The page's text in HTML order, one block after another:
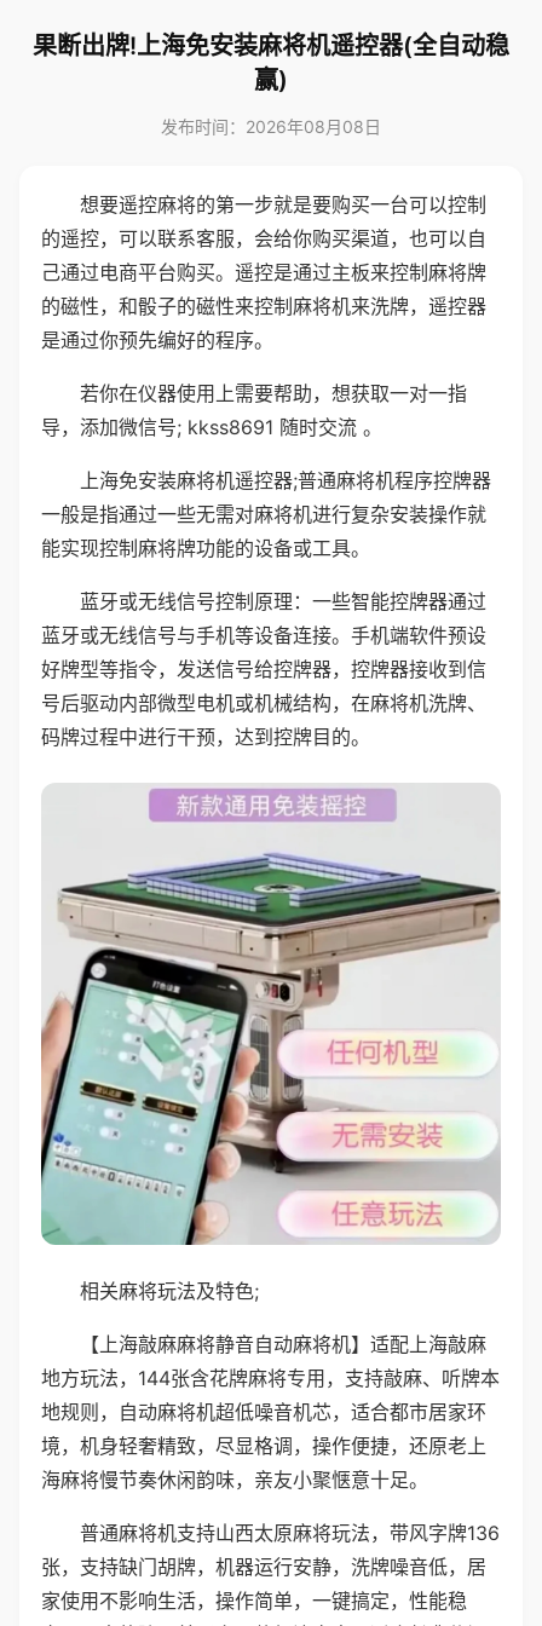
果断出牌!上海免安装麻将机遥控器(全自动稳
赢)
发布时间：2026年08月08日
想要遥控麻将的第一步就是要购买一台可以控制
的遥控，可以联系客服，会给你购买渠道，也可以自
己通过电商平台购买。遥控是通过主板来控制麻将牌
的磁性，和骰子的磁性来控制麻将机来洗牌，遥控器
是通过你预先编好的程序。
若你在仪器使用上需要帮助，想获取一对一指
导，添加微信号; kkss8691 随时交流 。
上海免安装麻将机遥控器;普通麻将机程序控牌器
一般是指通过一些无需对麻将机进行复杂安装操作就
能实现控制麻将牌功能的设备或工具。
蓝牙或无线信号控制原理：一些智能控牌器通过
蓝牙或无线信号与手机等设备连接。手机端软件预设
好牌型等指令，发送信号给控牌器，控牌器接收到信
号后驱动内部微型电机或机械结构，在麻将机洗牌、
码牌过程中进行干预，达到控牌目的。
相关麻将玩法及特色;
【上海敲麻麻将静音自动麻将机】适配上海敲麻
地方玩法，144张含花牌麻将专用，支持敲麻、听牌本
地规则，自动麻将机超低噪音机芯，适合都市居家环
境，机身轻奢精致，尽显格调，操作便捷，还原老上
海麻将慢节奏休闲韵味，亲友小聚惬意十足。
普通麻将机支持山西太原麻将玩法，带风字牌136
张，支持缺门胡牌，机器运行安静，洗牌噪音低，居
家使用不影响生活，操作简单，一键搞定，性能稳